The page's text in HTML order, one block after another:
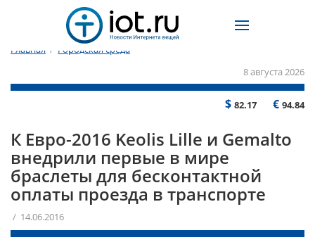
Главная / Городская среда
8 августа 2026
$ 82.17 € 94.84
К Евро-2016 Keolis Lille и Gemalto
внедрили первые в мире
браслеты для бесконтактной
оплаты проезда в транспорте
/ 14.06.2016